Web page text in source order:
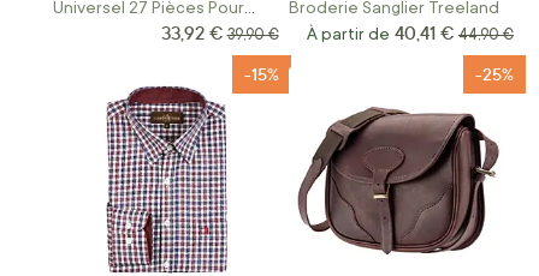
Universel 27 Pièces Pour
Prix Spécial
33,92 € Prix normal
39,90 €
Broderie Sanglier Treeland
À partir de 40,41 € Prix
44,90 €
-15% -25%